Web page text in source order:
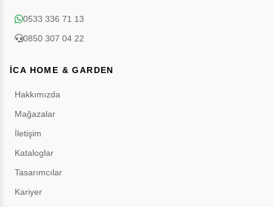
0533 336 71 13
0850 307 04 22
İCA HOME & GARDEN
Hakkımızda
Mağazalar
İletişim
Kataloglar
Tasarımcılar
Kariyer